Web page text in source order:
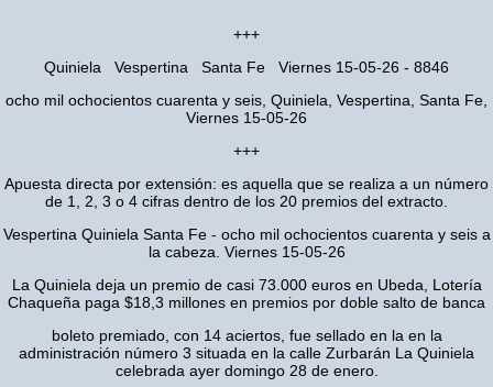
+++
Quiniela Vespertina Santa Fe Viernes 15-05-26 - 8846
ocho mil ochocientos cuarenta y seis, Quiniela, Vespertina, Santa Fe,
Viernes 15-05-26
+++
Apuesta directa por extensión: es aquella que se realiza a un número
de 1, 2, 3 o 4 cifras dentro de los 20 premios del extracto.
Vespertina Quiniela Santa Fe - ocho mil ochocientos cuarenta y seis a
la cabeza. Viernes 15-05-26
La Quiniela deja un premio de casi 73.000 euros en Ubeda, Lotería
Chaqueña paga $18,3 millones en premios por doble salto de banca
boleto premiado, con 14 aciertos, fue sellado en la en la
administración número 3 situada en la calle Zurbarán La Quiniela
celebrada ayer domingo 28 de enero.